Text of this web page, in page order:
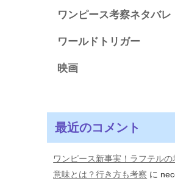
ワンピース考察ネタバレ
ワールドトリガー
映画
最近のコメント
ワンピース新事実！ラフテル
意味とは？行き方も考察 に